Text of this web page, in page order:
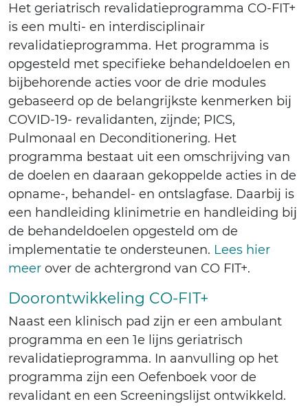
Het geriatrisch revalidatieprogramma CO-FIT+
is een multi- en interdisciplinair
revalidatieprogramma. Het programma is
opgesteld met specifieke behandeldoelen en
bijbehorende acties voor de drie modules
gebaseerd op de belangrijkste kenmerken bij
COVID-19- revalidanten, zijnde; PICS,
Pulmonaal en Deconditionering. Het
programma bestaat uit een omschrijving van
de doelen en daaraan gekoppelde acties in de
opname-, behandel- en ontslagfase. Daarbij is
een handleiding klinimetrie en handleiding bij
de behandeldoelen opgesteld om de
implementatie te ondersteunen. Lees hier
meer over de achtergrond van CO FIT+.
Doorontwikkeling CO-FIT+
Naast een klinisch pad zijn er een ambulant
programma en een 1e lijns geriatrisch
revalidatieprogramma. In aanvulling op het
programma zijn een Oefenboek voor de
revalidant en een Screeningslijst ontwikkeld.